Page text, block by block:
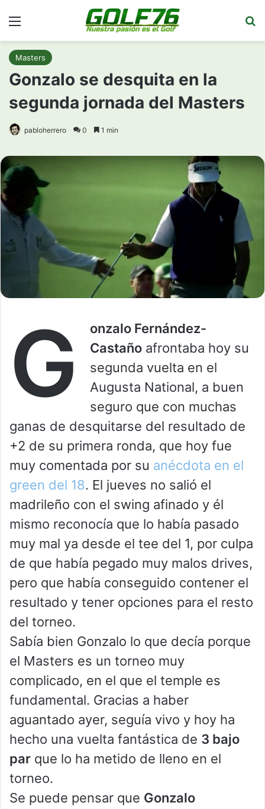
Masters
Gonzalo se desquita en la
segunda jornada del Masters
pabloherrero 0 1 min
G
onzalo Fernández-
Castaño afrontaba hoy su
segunda vuelta en el
Augusta National, a buen
seguro que con muchas
ganas de desquitarse del resultado de
+2 de su primera ronda, que hoy fue
muy comentada por su anécdota en el
green del 18. El jueves no salió el
madrileño con el swing afinado y él
mismo reconocía que lo había pasado
muy mal ya desde el tee del 1, por culpa
de que había pegado muy malos drives,
pero que había conseguido contener el
resultado y tener opciones para el resto
del torneo.
Sabía bien Gonzalo lo que decía porque
el Masters es un torneo muy
complicado, en el que el temple es
fundamental. Gracias a haber
aguantado ayer, seguía vivo y hoy ha
hecho una vuelta fantástica de 3 bajo
par que lo ha metido de lleno en el
torneo.
Se puede pensar que Gonzalo